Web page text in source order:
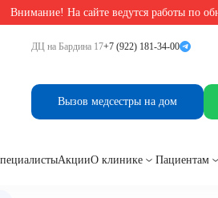
Внимание! На сайте ведутся работы по
ДЦ на Бардина 17+7 (922) 181-34-00
Вызов медсестры на дом
АкцииО клинике Пациентам
средств